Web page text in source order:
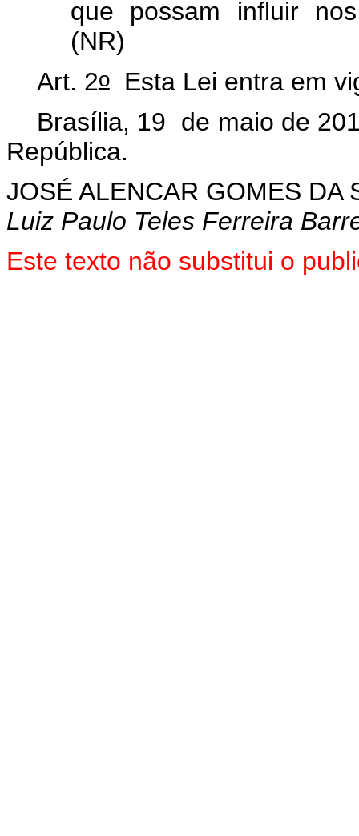
que possam influir
(NR)
Art. 2oEsta Lei entra em
Brasília, 19 de maio de
República.
JOSÉ ALENCAR GOMES DA
Luiz Paulo Teles Ferreira
Este texto não substitui o